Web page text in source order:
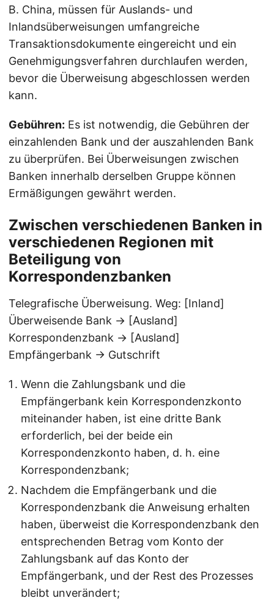
B. China, müssen für Auslands- und
Inlandsüberweisungen umfangreiche
Transaktionsdokumente eingereicht und ein
Genehmigungsverfahren durchlaufen werden,
bevor die Überweisung abgeschlossen werden
kann.
Gebühren: Es ist notwendig, die Gebühren der
einzahlenden Bank und der auszahlenden Bank
zu überprüfen. Bei Überweisungen zwischen
Banken innerhalb derselben Gruppe können
Ermäßigungen gewährt werden.
Zwischen verschiedenen Banken in
verschiedenen Regionen mit
Beteiligung von
Korrespondenzbanken
Telegrafische Überweisung. Weg: [Inland]
Überweisende Bank → [Ausland]
Korrespondenzbank → [Ausland]
Empfängerbank → Gutschrift
Wenn die Zahlungsbank und die
Empfängerbank kein Korrespondenzkonto
miteinander haben, ist eine dritte Bank
erforderlich, bei der beide ein
Korrespondenzkonto haben, d. h. eine
Korrespondenzbank;
Nachdem die Empfängerbank und die
Korrespondenzbank die Anweisung erhalten
haben, überweist die Korrespondenzbank den
entsprechenden Betrag vom Konto der
Zahlungsbank auf das Konto der
Empfängerbank, und der Rest des Prozesses
bleibt unverändert;